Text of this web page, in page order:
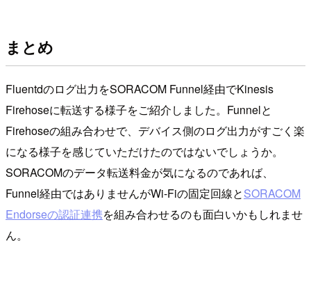
まとめ
Fluentdのログ出力をSORACOM Funnel経由でKinesis
Firehoseに転送する様子をご紹介しました。Funnelと
Firehoseの組み合わせで、デバイス側のログ出力がすごく楽
になる様子を感じていただけたのではないでしょうか。
SORACOMのデータ転送料金が気になるのであれば、
Funnel経由ではありませんがWi-Fiの固定回線とSORACOM
Endorseの認証連携を組み合わせるのも面白いかもしれませ
ん。